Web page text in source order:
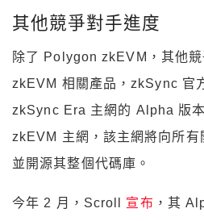
其他競爭對手進度
除了 Polygon zkEVM，其他
zkEVM 相關產品，zkSync 官
zkSync Era 主網的 Alpha 版
zkEVM 主網，該主網將向所有
並開源其整個代碼庫。
今年 2 月，Scroll 宣布 ，其